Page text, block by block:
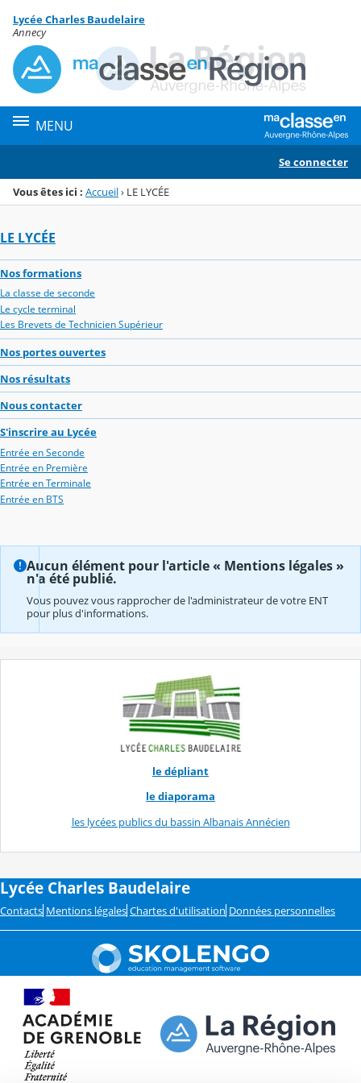
Menu de la rubrique
Contenu
Lycée Charles Baudelaire
Annecy
MENU
Se connecter
Vous êtes ici : Accueil› LE LYCÉE
LE LYCÉE
Nos formations
La classe de seconde
Le cycle terminal
Les Brevets de Technicien Supérieur
Nos portes ouvertes
Nos résultats
Nous contacter
S'inscrire au Lycée
Entrée en Seconde
Entrée en Première
Entrée en Terminale
Entrée en BTS
Aucun élément pour l'article « Mentions légales »
n'a été publié.
Vous pouvez vous rapprocher de l'administrateur de votre ENT
pour plus d'informations.
le dépliant
le diaporama
les lycées publics du bassin Albanais Annécien
Lycée Charles Baudelaire
Contacts Mentions légales Chartes d'utilisation Données personnelles